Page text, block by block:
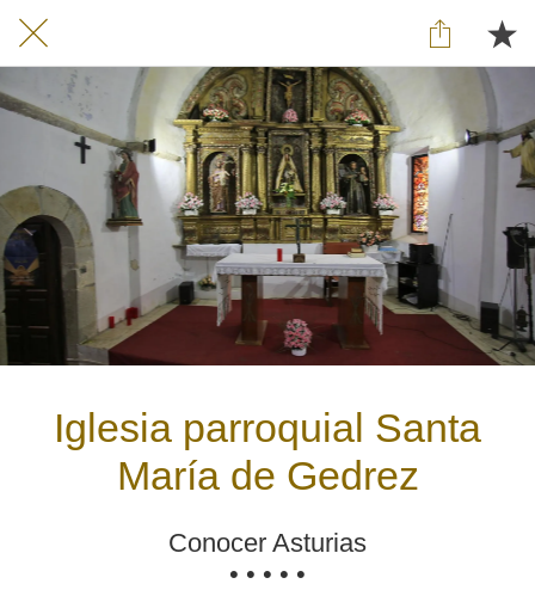
Iglesia parroquial Santa
María de Gedrez
Conocer Asturias
• • • • •